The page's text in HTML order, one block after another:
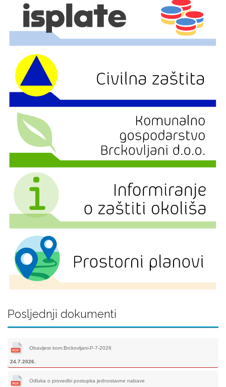
Posljednji dokumenti
Obavijest kom.Brckovljani-P-7-2026
24.7.2026.
Odluka o provedbi postupka jednostavne nabave